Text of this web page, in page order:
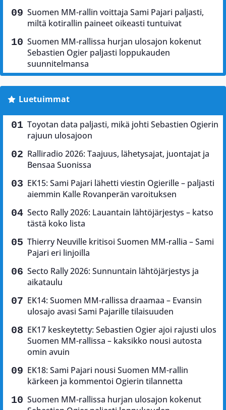
Suomen MM-rallin voittaja Sami Pajari paljasti,
miltä kotirallin paineet oikeasti tuntuivat
Suomen MM-rallissa hurjan ulosajon kokenut
Sebastien Ogier paljasti loppukauden
suunnitelmansa
Luetuimmat
Toyotan data paljasti, mikä johti Sebastien Ogierin
rajuun ulosajoon
Ralliradio 2026: Taajuus, lähetysajat, juontajat ja
Bensaa Suonissa
EK15: Sami Pajari lähetti viestin Ogierille – paljasti
aiemmin Kalle Rovanperän varoituksen
Secto Rally 2026: Lauantain lähtöjärjestys – katso
tästä koko lista
Thierry Neuville kritisoi Suomen MM-rallia – Sami
Pajari eri linjoilla
Secto Rally 2026: Sunnuntain lähtöjärjestys ja
aikataulu
EK14: Suomen MM-rallissa draamaa – Evansin
ulosajo avasi Sami Pajarille tilaisuuden
EK17 keskeytetty: Sebastien Ogier ajoi rajusti ulos
Suomen MM-rallissa – kaksikko nousi autosta
omin avuin
EK18: Sami Pajari nousi Suomen MM-rallin
kärkeen ja kommentoi Ogierin tilannetta
Suomen MM-rallissa hurjan ulosajon kokenut